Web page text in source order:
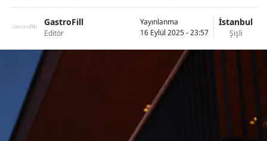
GastroFill
Editör
Yayınlanma
16 Eylül 2025 - 23:57
İstanbul
Şişli